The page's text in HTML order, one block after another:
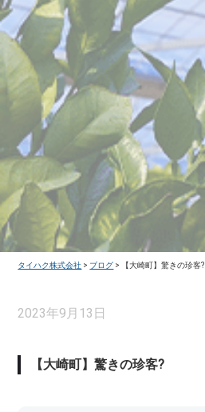
タイハク株式会社 > ブログ > 【大崎町】驚きの珍客?
2023年9月13日
【大崎町】驚きの珍客?